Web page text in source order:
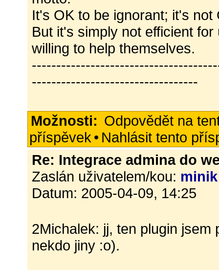
It's OK to be ignorant; it's not
But it's simply not efficient
willing to help themselves.
----------------------------------
Možnosti: Odpovědět na
příspěvek • Nahlásit tento
Re: Integrace admina do
Zaslán uživatelem/kou: minik
Datum: 2005-04-09, 14:25
2Michalek: jj, ten plugin
nekdo jiny :o).